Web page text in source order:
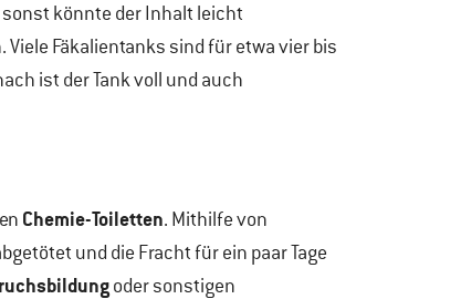
könnte der Inhalt leicht
Fäkalientanks sind für etwa vier bis
ist der Tank voll und auch
Chemie-Toiletten. Mithilfe von
und die Fracht für ein paar Tage
oder sonstigen